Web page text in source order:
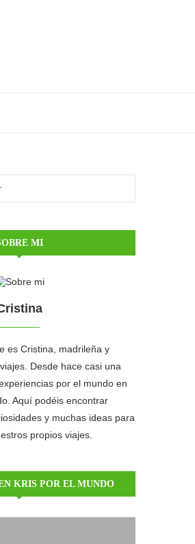
MI
es Cristina, madrileña y
Desde hace casi una
por el mundo en
Aquí podéis encontrar
y muchas ideas para
propios viajes.
KRIS POR EL MUNDO